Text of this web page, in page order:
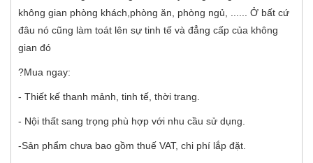
không gian phòng khách,phòng ăn, phòng ngủ, ...... Ở bất cứ
đâu nó cũng làm toát lên sự tinh tế và đẳng cấp của không
gian đó
?Mua ngay:
- Thiết kế thanh mảnh, tinh tế, thời trang.
- Nội thất sang trọng phù hợp với nhu cầu sử dụng.
-Sản phẩm chưa bao gồm thuế VAT, chi phí lắp đặt.